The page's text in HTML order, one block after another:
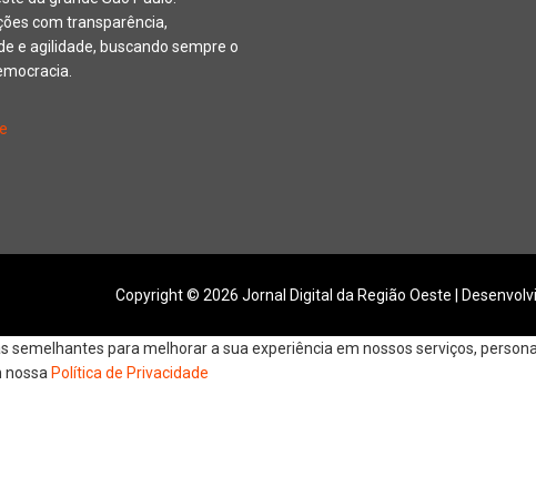
com transparência,
e agilidade, buscando sempre o
Copyright © 2026 Jornal Digital da Região Oeste |
semelhantes para melhorar a sua experiência em nossos serviços,
nossa Política de Privacidade